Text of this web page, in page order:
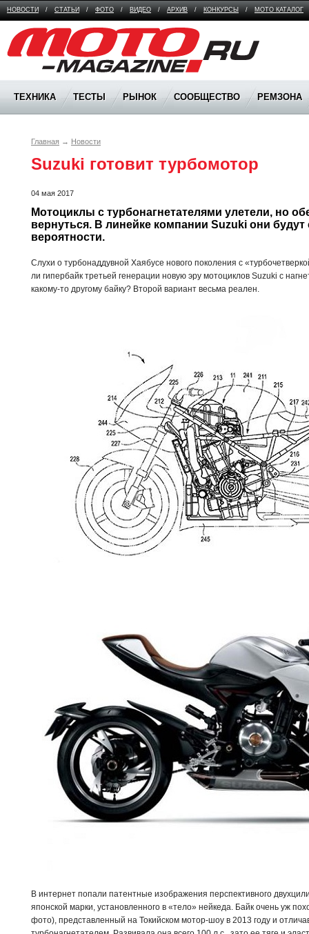
НОВОСТИ / СТАТЬИ / ФОТО / ВИДЕО / АРХИВ / КОНКУРСЫ / МОТО КАТАЛОГ
Moto Magazine
ТЕХНИКА ТЕСТЫ РЫНОК СООБЩЕСТВО РЕМЗОНА
Главная → Новости
Suzuki готовит турбомотор
04 мая 2017
Мотоциклы с турбонагнетателями улетели, но
вернуться. В линейке компании Suzuki они
вероятности.
Слухи о турбонаддувной Хаябусе нового поколения с
ли гипербайк третьей генерации новую эру мотоциклов Suzuki с
какому-то другому байку? Второй вариант весьма реален.
В интернет попали патентные изображения перспективного
японской марки, установленного в «тело» нейкеда. Байк очень уж
фото), представленный на Токийском мотор-шоу в 2013 году и